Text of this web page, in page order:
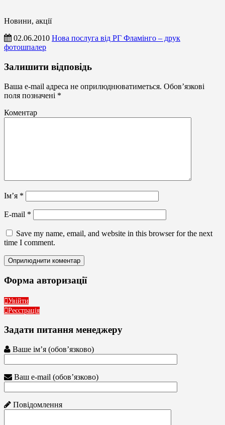
Новини, акції
02.06.2010 Нова послуга від РГ Фламінго – друк
фотошпалер
Новини,
Залишити відповідь
Ваша e-mail адреса не оприлюднюватиметься. Обов’язкові
поля позначені *
Коментар
Ім’я *
E-mail *
Save my name, email, and website in this browser for the next
time I comment.
Форма авторизації
Увійти
Реєстрація
Задати питання менеджеру
Ваше ім’я (обов’язково)
Ваш e-mail (обов’язково)
Повідомлення